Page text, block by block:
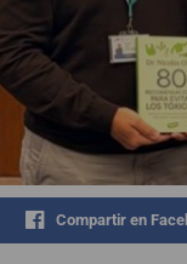
Compartir en